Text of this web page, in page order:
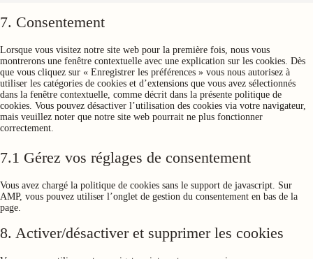
7. Consentement
Lorsque vous visitez notre site web pour la première fois, nous vous
montrerons une fenêtre contextuelle avec une explication sur les cookies. Dès
que vous cliquez sur « Enregistrer les préférences » vous nous autorisez à
utiliser les catégories de cookies et d’extensions que vous avez sélectionnés
dans la fenêtre contextuelle, comme décrit dans la présente politique de
cookies. Vous pouvez désactiver l’utilisation des cookies via votre navigateur,
mais veuillez noter que notre site web pourrait ne plus fonctionner
correctement.
7.1 Gérez vos réglages de consentement
Vous avez chargé la politique de cookies sans le support de javascript. Sur
AMP, vous pouvez utiliser l’onglet de gestion du consentement en bas de la
page.
8. Activer/désactiver et supprimer les cookies